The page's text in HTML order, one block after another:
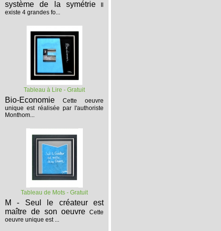
système de la symétrie
existe 4 grandes fo...
Tableau à Lire - Gratuit
Bio-Economie
Cette oeuvre
unique est réalisée par l'authoriste
Monthom...
Tableau de Mots - Gratuit
M - Seul le créateur est
maître de son oeuvre Cette
oeuvre unique est ...